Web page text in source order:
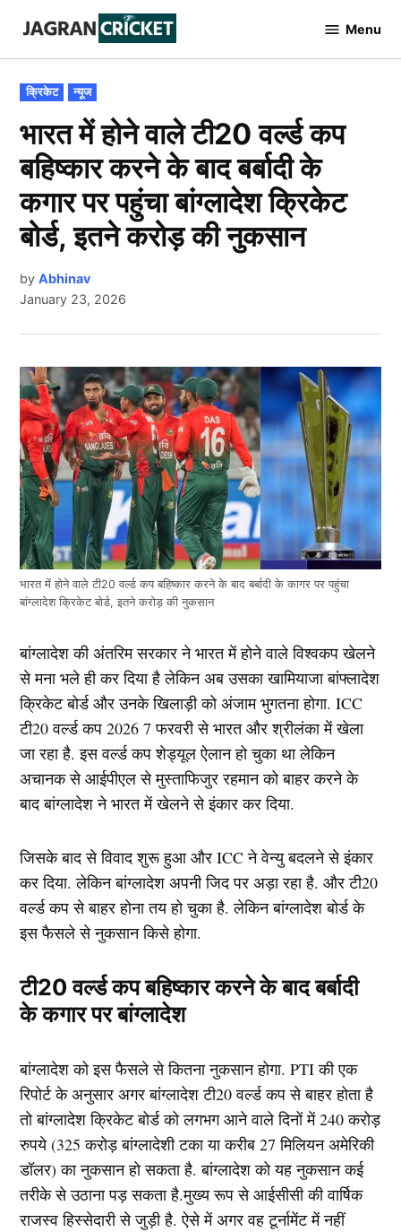
content
Cricket
Menu
POSTED
IN
क्रिकेट न्यूज
भारत में होने वाले टी20 वर्ल्ड कप
बहिष्कार करने के बाद बर्बादी के
कगार पर पहुंचा बांग्लादेश क्रिकेट
बोर्ड, इतने करोड़ की नुकसान
by Abhinav
January 23, 2026
भारत में होने वाले टी20 वर्ल्ड कप बहिष्कार करने के बाद बर्बादी के कागर पर पहुंचा
बांग्लादेश क्रिकेट बोर्ड, इतने करोड़ की नुकसान
बांग्लादेश की अंतरिम सरकार ने भारत में होने वाले विश्वकप खेलने
से मना भले ही कर दिया है लेकिन अब उसका खामियाजा बांफ्लादेश
क्रिकेट बोर्ड और उनके खिलाड़ी को अंजाम भुगतना होगा. ICC
टी20 वर्ल्ड कप 2026 7 फरवरी से भारत और श्रीलंका में खेला
जा रहा है. इस वर्ल्ड कप शेड्यूल ऐलान हो चुका था लेकिन
अचानक से आईपीएल से मुस्ताफिजुर रहमान को बाहर करने के
बाद बांग्लादेश ने भारत में खेलने से इंकार कर दिया.
जिसके बाद से विवाद शुरू हुआ और ICC ने वेन्यु बदलने से इंकार
कर दिया. लेकिन बांग्लादेश अपनी जिद पर अड़ा रहा है. और टी20
वर्ल्ड कप से बाहर होना तय हो चुका है. लेकिन बांग्लादेश बोर्ड के
इस फैसले से नुकसान किसे होगा.
टी20 वर्ल्ड कप बहिष्कार करने के बाद बर्बादी
के कगार पर बांग्लादेश
बांग्लादेश को इस फैसले से कितना नुकसान होगा. PTI की एक
रिपोर्ट के अनुसार अगर बांग्लादेश टी20 वर्ल्ड कप से बाहर होता है
तो बांग्लादेश क्रिकेट बोर्ड को लगभग आने वाले दिनों में 240 करोड़
रुपये (325 करोड़ बांग्लादेशी टका या करीब 27 मिलियन अमेरिकी
डॉलर) का नुकसान हो सकता है. बांग्लादेश को यह नुकसान कई
तरीके से उठाना पड़ सकता है.मुख्य रूप से आईसीसी की वार्षिक
राजस्व हिस्सेदारी से जुड़ी है. ऐसे में अगर वह टूर्नामेंट में नहीं